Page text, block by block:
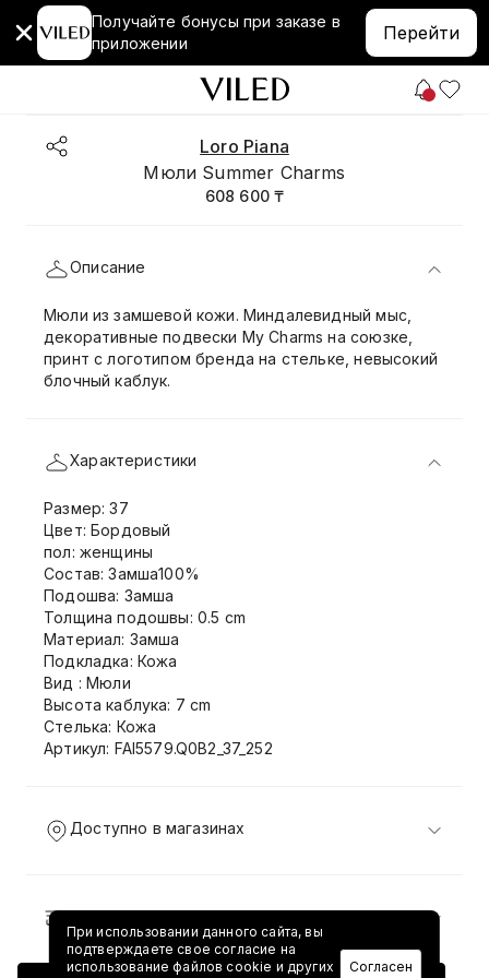
Получайте бонусы при заказе в
приложении
Перейти
Loro Piana
Мюли Summer Charms
608 600 ₸
Описание
Мюли из замшевой кожи. Миндалевидный мыс,
декоративные подвески My Charms на союзке,
принт с логотипом бренда на стельке, невысокий
блочный каблук.
Характеристики
Размер: 37
Цвет: Бордовый
пол: женщины
Состав: Замша100%
Подошва: Замша
Толщина подошвы: 0.5 cm
Материал: Замша
Подкладка: Кожа
Вид : Мюли
Высота каблука: 7 cm
Стелька: Кожа
Артикул: FAI5579.Q0B2_37_252
Доступно в магазинах
Доставка и возврат
При использовании данного сайта, вы
подтверждаете свое согласие на
использование файлов cookie и других
Согласен